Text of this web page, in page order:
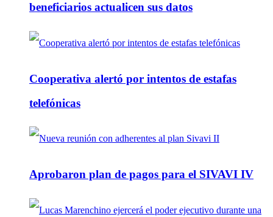
beneficiarios actualicen sus datos
Cooperativa alertó por intentos de estafas
telefónicas
Aprobaron plan de pagos para el SIVAVI IV